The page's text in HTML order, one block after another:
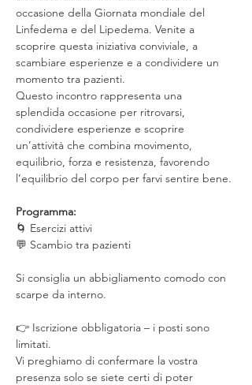
occasione della Giornata mondiale del
Linfedema e del Lipedema. Venite a
scoprire questa iniziativa conviviale, a
scambiare esperienze e a condividere un
momento tra pazienti.
Questo incontro rappresenta una
splendida occasione per ritrovarsi,
condividere esperienze e scoprire
un’attività che combina movimento,
equilibrio, forza e resistenza, favorendo
l’equilibrio del corpo per farvi sentire bene.
Programma:
🌀 Esercizi attivi
💬 Scambio tra pazienti
Si consiglia un abbigliamento comodo con
scarpe da interno.
👉 Iscrizione obbligatoria – i posti sono
limitati.
Vi preghiamo di confermare la vostra
presenza solo se siete certi di poter